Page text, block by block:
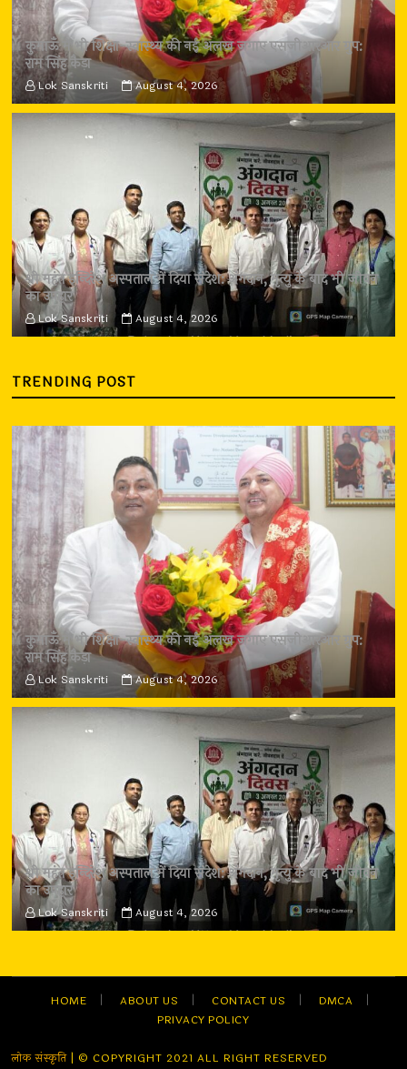
कुमाऊँ में भी शिक्षा-स्वास्थ्य की नई अलख जगाए एसजीआरआर ग्रुप:
राम सिंह कैड़ा
Lok Sanskriti August 4, 2026
श्री महंत इन्दिरेश अस्पताल में दिया संदेश: अंगदान, मृत्यु के बाद भी जीवन
का उपहार
Lok Sanskriti August 4, 2026
TRENDING POST
कुमाऊँ में भी शिक्षा-स्वास्थ्य की नई अलख जगाए एसजीआरआर ग्रुप:
राम सिंह कैड़ा
Lok Sanskriti August 4, 2026
श्री महंत इन्दिरेश अस्पताल में दिया संदेश: अंगदान, मृत्यु के बाद भी जीवन
का उपहार
Lok Sanskriti August 4, 2026
HOME ABOUT US CONTACT US
DMCA
PRIVACY POLICY
लोक संस्कृति | © COPYRIGHT 2021 ALL RIGHT RESERVED